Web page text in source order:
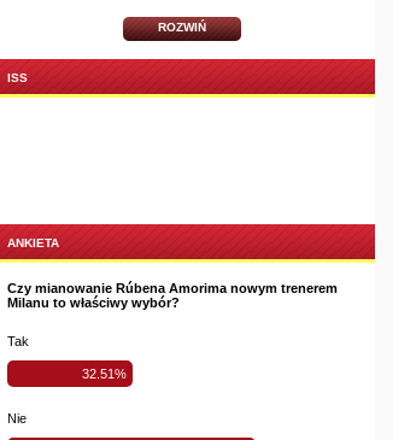
ROZWIŃ
ISS
ANKIETA
Czy mianowanie Rúbena Amorima nowym trenerem
Milanu to właściwy wybór?
Tak
32.51%
Nie